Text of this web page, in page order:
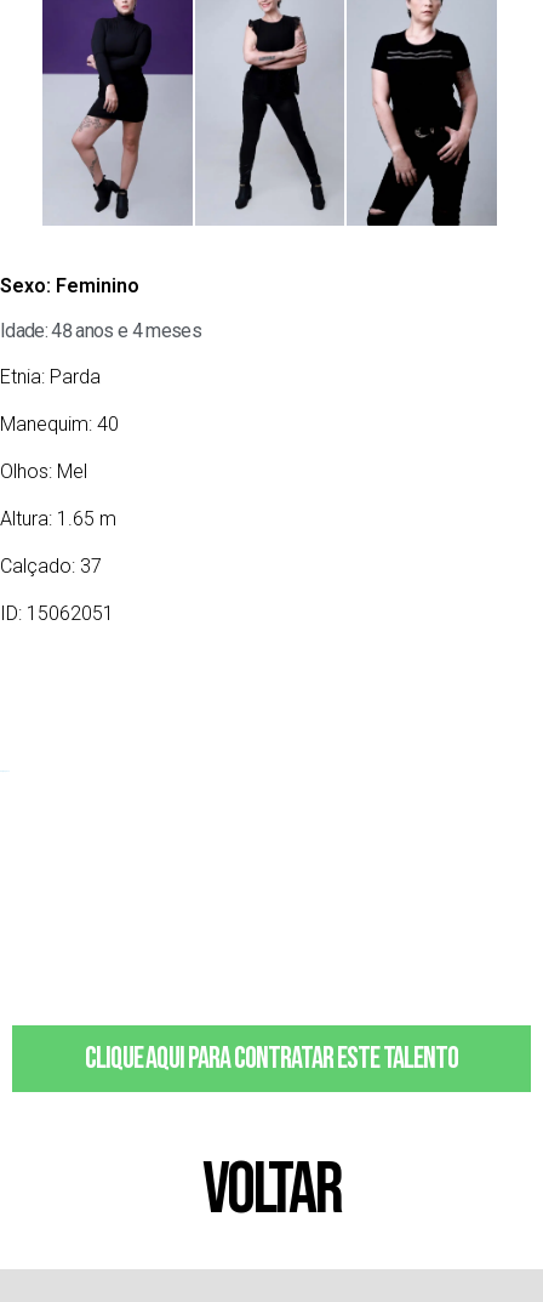
Sexo: Feminino
Idade: 48 anos e 4 meses
Etnia: Parda
Manequim: 40
Olhos: Mel
Altura: 1.65 m
Calçado: 37
ID: 15062051
Clique aqui para contratar este talento
VOLTAR